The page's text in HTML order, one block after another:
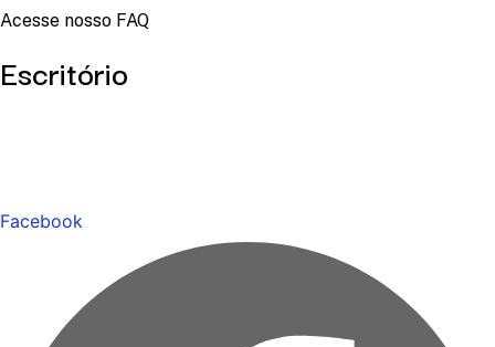
Acesse nosso FAQ
Escritório
Facebook